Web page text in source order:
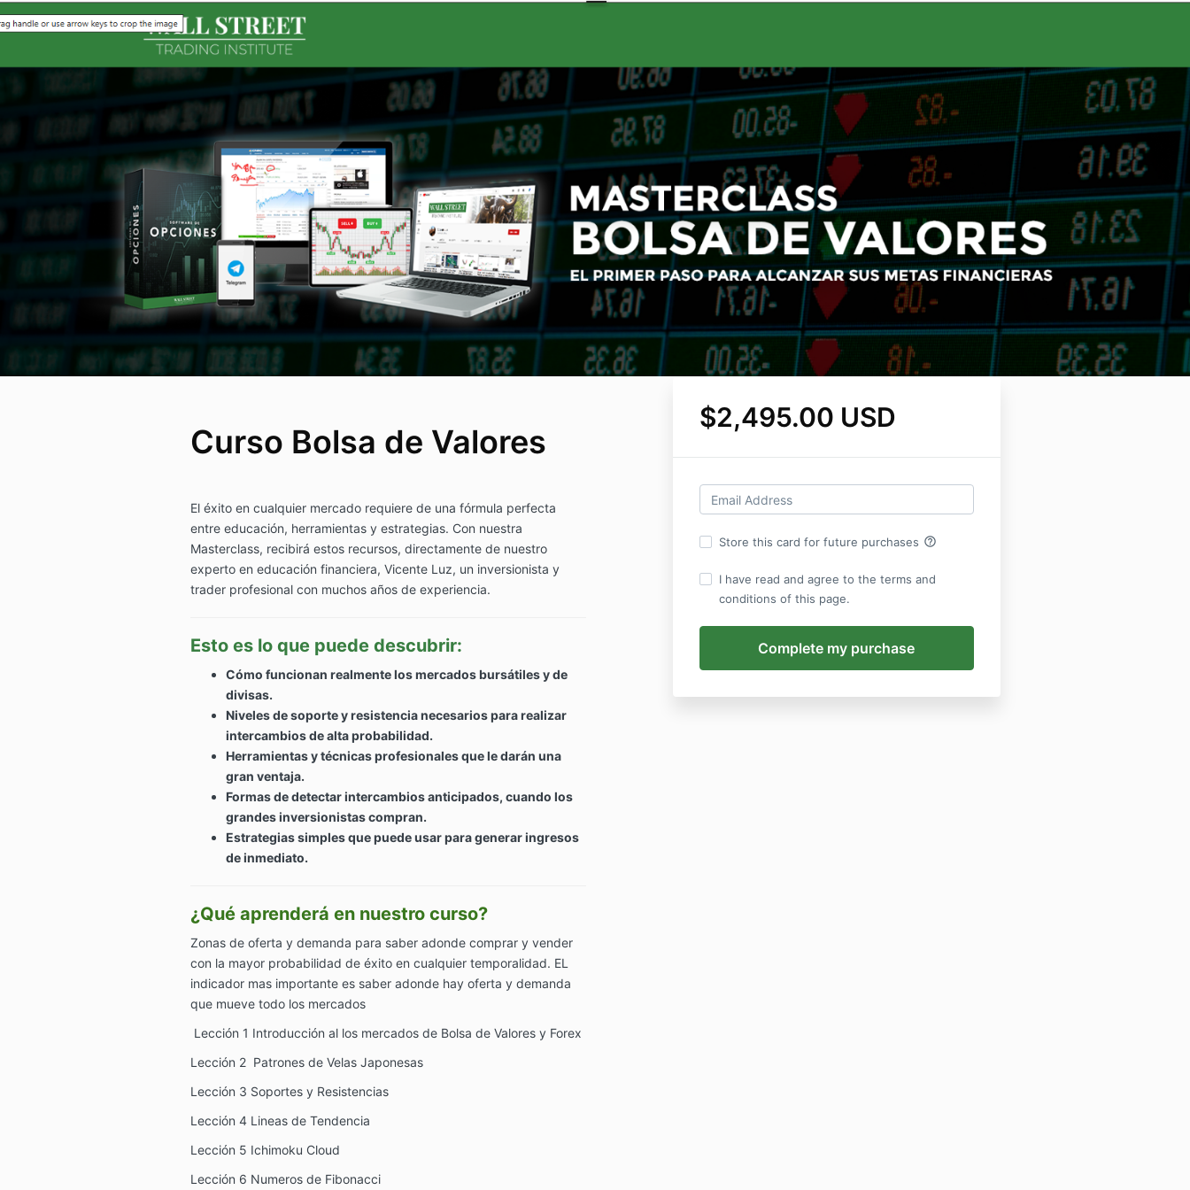
$2,495.00 USD
Store this card for future purchases help_outline
I have read and agree to the terms and
conditions of this page.
Curso Bolsa de Valores
El éxito en cualquier mercado requiere de una fórmula perfecta
entre educación, herramientas y estrategias. Con nuestra
Masterclass, recibirá estos recursos, directamente de nuestro
experto en educación financiera, Vicente Luz, un inversionista y
trader profesional con muchos años de experiencia.
Esto es lo que puede descubrir:
Cómo funcionan realmente los mercados bursátiles y de
divisas.
Niveles de soporte y resistencia necesarios para realizar
intercambios de alta probabilidad.
Herramientas y técnicas profesionales que le darán una
gran ventaja.
Formas de detectar intercambios anticipados, cuando los
grandes inversionistas compran.
Estrategias simples que puede usar para generar ingresos
de inmediato.
¿Qué aprenderá en nuestro curso?
Zonas de oferta y demanda para saber adonde comprar y vender
con la mayor probabilidad de éxito en cualquier temporalidad. EL
indicador mas importante es saber adonde hay oferta y demanda
que mueve todo los mercados
Lección 1 Introducción al los mercados de Bolsa de Valores y Forex
Lección 2 Patrones de Velas Japonesas
Lección 3 Soportes y Resistencias
Lección 4 Lineas de Tendencia
Lección 5 Ichimoku Cloud
Lección 6 Numeros de Fibonacci